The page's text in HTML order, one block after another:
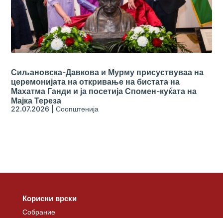
Сиљановска-Давкова и Мурму присуствуваа на
церемонијата на откривање на бистата на
Махатма Ганди и ја посетија Спомен-куќата на
Мајка Тереза
22.07.2026 |Соопштенија
Корисни врски
Собрание